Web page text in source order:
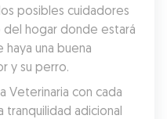
posibles cuidadores
hogar donde estará
una buena
y su perro.
Veterinaria con cada
tranquilidad adicional